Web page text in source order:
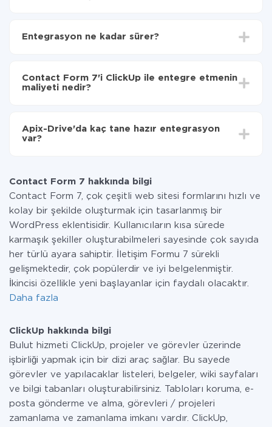
aktarılacağını seçin
ClickUp'ye aktarılacaktır.
Entegrasyon ne kadar sürer?
olarak, 10-15 dakika sürer.
Contact Form 7'i ClickUp ile entegre etmenin
maliyeti nedir?
Hizmetimiz aracılığıyla yalnızca bir sisteminizden
diğerine aktarılan veri miktarı için ödeme yaparsınız.
Apix-Drive'da kaç tane hazır entegrasyon
var?
Contact Form 7 hakkında bilgi
Contact Form 7, çok çeşitli web sitesi formlarını hızlı ve
kolay bir şekilde oluşturmak için tasarlanmış bir
WordPress eklentisidir. Kullanıcıların kısa sürede
karmaşık şekiller oluşturabilmeleri sayesinde çok sayıda
her türlü ayara sahiptir. İletişim Formu 7 sürekli
gelişmektedir, çok popülerdir ve iyi belgelenmiştir.
İkincisi özellikle yeni başlayanlar için faydalı olacaktır.
Daha fazla
ClickUp hakkında bilgi
Bulut hizmeti ClickUp, projeler ve görevler üzerinde
işbirliği yapmak için bir dizi araç sağlar. Bu sayede
görevler ve yapılacaklar listeleri, belgeler, wiki sayfaları
ve bilgi tabanları oluşturabilirsiniz. Tabloları koruma, e-
posta gönderme ve alma, görevleri / projeleri
zamanlama ve zamanlama imkanı vardır. ClickUp,